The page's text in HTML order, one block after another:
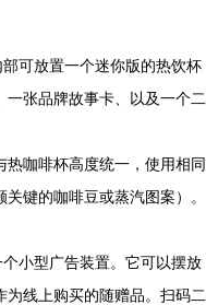
部可放置一个迷你版的热饮杯
一张品牌故事卡、以及一个二
热咖啡杯高度统一，使用相同
键的咖啡豆或蒸汽图案）。
个小型广告装置。它可以摆放
线上购买的随赠品。扫码二